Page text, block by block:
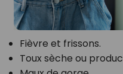
Fièvre et frissons.
Toux sèche ou